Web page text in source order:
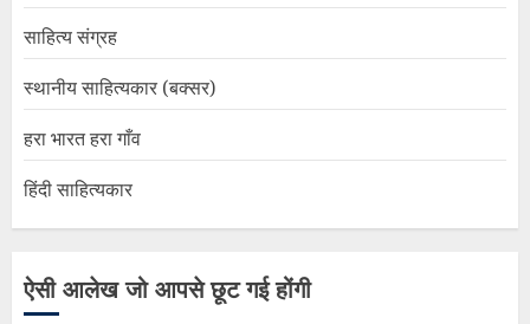
साहित्य संग्रह
स्थानीय साहित्यकार (बक्सर)
हरा भारत हरा गाँव
हिंदी साहित्यकार
ऐसी आलेख जो आपसे छूट गई होंगी